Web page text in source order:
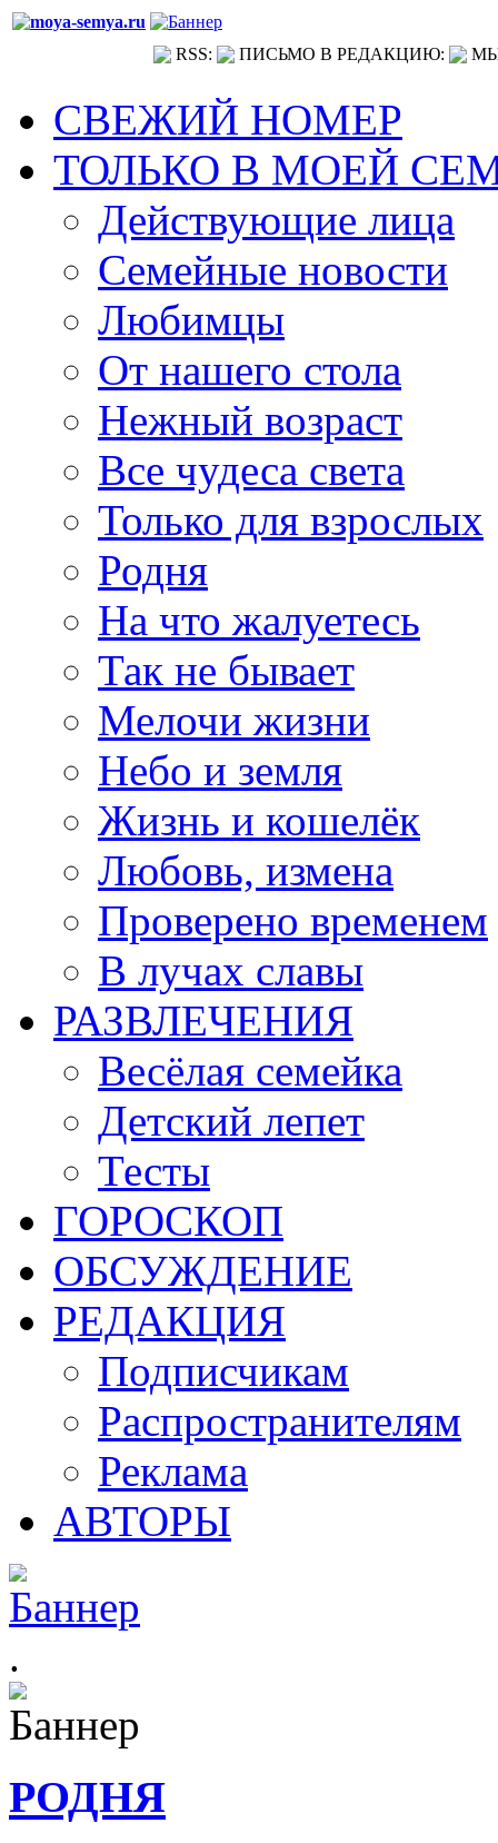
RSS: ПИСЬМО В РЕДАКЦИЮ:
СВЕЖИЙ НОМЕР
ТОЛЬКО В МОЕЙ
Действующие лица
Семейные новости
Любимцы
От нашего стола
Нежный возраст
Все чудеса света
Только для взрослых
Родня
На что жалуетесь
Так не бывает
Мелочи жизни
Небо и земля
Жизнь и кошелёк
Любовь, измена
Проверено временем
В лучах славы
РАЗВЛЕЧЕНИЯ
Весёлая семейка
Детский лепет
Тесты
ГОРОСКОП
ОБСУЖДЕНИЕ
РЕДАКЦИЯ
Подписчикам
Распространителям
Реклама
АВТОРЫ
.
РОДНЯ